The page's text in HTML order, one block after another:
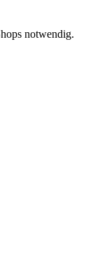
notwendig.